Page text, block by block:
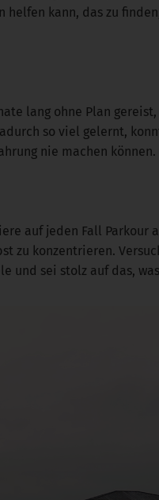
helfen kann, das zu
lang ohne Plan
so viel gelernt,
nie machen können.
auf jeden Fall Parkour
zu konzentrieren.
und sei stolz auf das,